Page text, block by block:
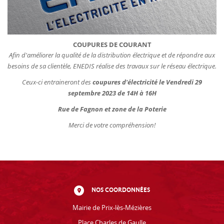
COUPURES DE COURANT
Afin d'améliorer la qualité de la distribution électrique et de répondre aux
besoins de sa clientèle, ENEDIS réalise des travaux sur le réseau électrique.
Ceux-ci entraineront des coupures d'électricité le Vendredi 29
septembre 2023 de 14H à 16H
Rue de Fagnon et zone de la Poterie
Merci de votre compréhension!
NOS COORDONNÉES
Mairie de Prix-lès-Mézières